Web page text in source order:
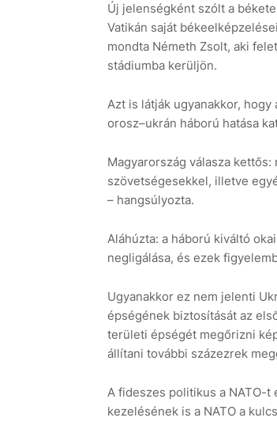
Új jelenségként szólt a
Vatikán saját
mondta Németh Zsolt, aki
stádiumba kerüljön.
Azt is látják ugyanakkor,
orosz–ukrán háború hatása
Magyarország válasza
szövetségesekkel, illetve
– hangsúlyozta.
Aláhúzta: a háború kiváltó
negligálása, és ezek
Ugyanakkor ez nem jelenti
épségének biztosítását az
területi épségét megőrizni
állítani további százezrek
A fideszes politikus a NATO-
kezelésének is a NATO a